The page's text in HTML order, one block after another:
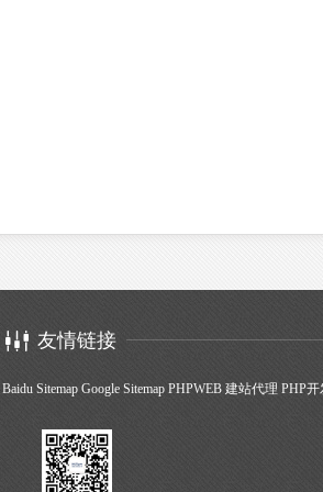
友情链接
Baidu Sitemap Google Sitemap PHPWEB 建站代理 PHP开